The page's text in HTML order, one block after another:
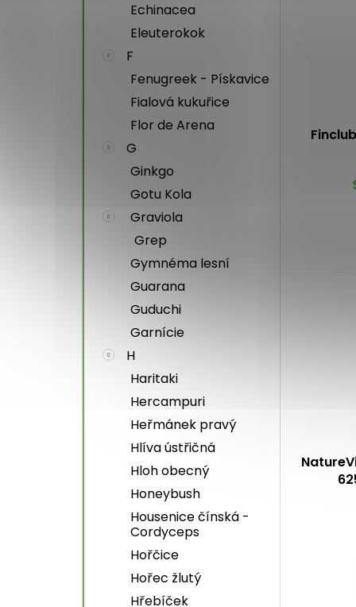
Echinacea
Eleuterokok
F
Fenugreek - Pískavice
Fialová kukuřice
Flor de Arena
G
Ginkgo
Gotu Kola
Graviola
Grep
Gymnéma lesní
Guarana
Guduchi
Garnície
H
Haritaki
Hercampuri
Heřmánek pravý
Hlíva ústřičná
Hloh obecný
Honeybush
Housenice čínská -
Cordyceps
Hořčice
Hořec žlutý
Hřebíček